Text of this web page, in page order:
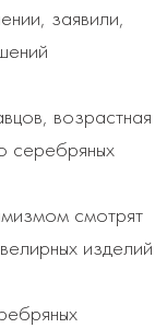
заявили,
возрастная
серебряных
смотрят
изделий